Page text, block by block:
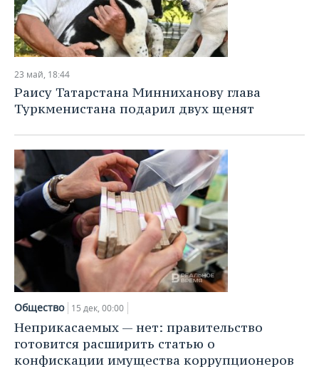
23 май, 18:44
Раису Татарстана Минниханову глава
Туркменистана подарил двух щенят
Общество 15 дек, 00:00
Неприкасаемых — нет: правительство
готовится расширить статью о
конфискации имущества коррупционеров